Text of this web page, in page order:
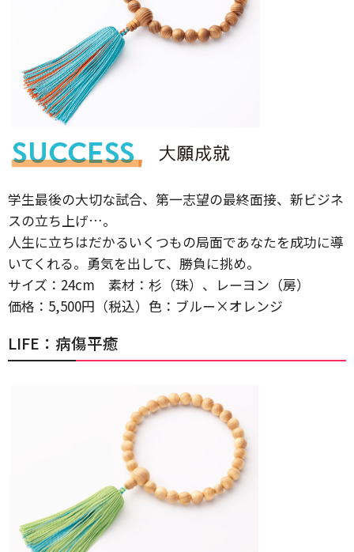
学生最後の大切な試合、第一志望の最終面接、新ビジネ
スの立ち上げ…。
人生に立ちはだかるいくつもの局面であなたを成功に導
いてくれる。勇気を出して、勝負に挑め。
サイズ：24cm 素材：杉（珠）、レーヨン（房）
価格：5,500円（税込）色：ブルー×オレンジ
LIFE：病傷平癒